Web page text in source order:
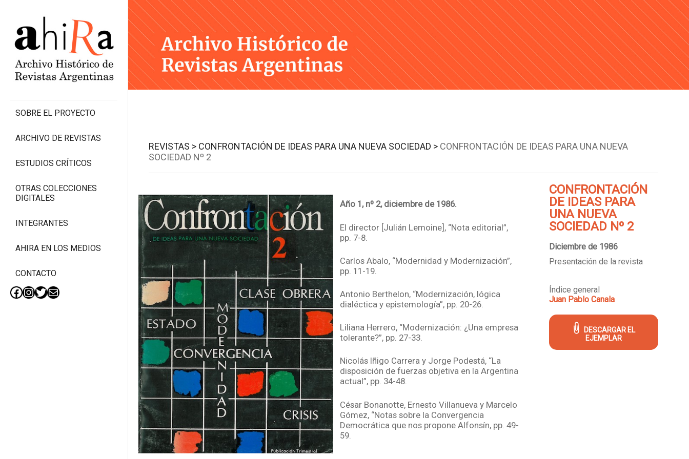
Skip
to
content
SOBRE EL PROYECTO
ARCHIVO DE REVISTAS
ESTUDIOS CRÍTICOS
OTRAS COLECCIONES
DIGITALES
INTEGRANTES
AHIRA EN LOS MEDIOS
CONTACTO
Facebook
Instagram
Twitter
Mail
REVISTAS > CONFRONTACIÓN DE IDEAS PARA UNA NUEVA SOCIEDAD > CONFRONTACIÓN DE IDEAS PARA UNA NUEVA
SOCIEDAD Nº 2
Año 1, nº 2, diciembre de 1986.
El director [Julián Lemoine], “Nota editorial”,
pp. 7-8.
Carlos Abalo, “Modernidad y Modernización”,
pp. 11-19.
Antonio Berthelon, “Modernización, lógica
dialéctica y epistemología”, pp. 20-26.
Liliana Herrero, “Modernización: ¿Una empresa
tolerante?”, pp. 27-33.
Nicolás Iñigo Carrera y Jorge Podestá, “La
disposición de fuerzas objetiva en la Argentina
actual”, pp. 34-48.
César Bonanotte, Ernesto Villanueva y Marcelo
Gómez, “Notas sobre la Convergencia
Democrática que nos propone Alfonsín, pp. 49-
59.
CONFRONTACIÓN
DE IDEAS PARA
UNA NUEVA
SOCIEDAD Nº 2
Diciembre de 1986
Presentación de la revista
Índice general
Juan Pablo Canala
DESCARGAR EL
EJEMPLAR